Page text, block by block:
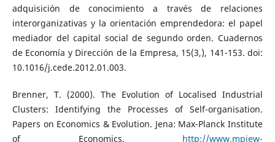
adquisición de conocimiento a través de relaciones
interorganizativas y la orientación emprendedora: el papel
mediador del capital social de segundo orden. Cuadernos
de Economía y Dirección de la Empresa, 15(3,), 141-153. doi:
10.1016/j.cede.2012.01.003.
Brenner, T. (2000). The Evolution of Localised Industrial
Clusters: Identifying the Processes of Self-organisation.
Papers on Economics & Evolution. Jena: Max-Planck Institute
of Economics. http://www.mpiew-